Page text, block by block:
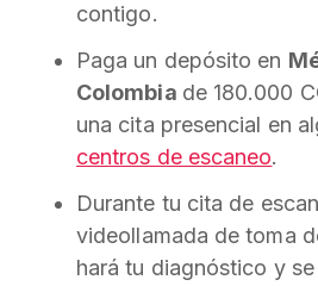
contigo.
Paga un depósito en
Colombia de 180.000
una cita presencial en
centros de escaneo.
Durante tu cita de
videollamada de toma
hará tu diagnóstico y